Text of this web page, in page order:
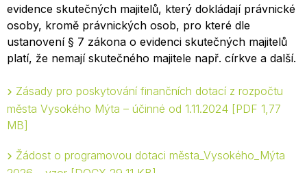
evidence skutečných majitelů, který dokládají právnické
osoby, kromě právnických osob, pro které dle
ustanovení § 7 zákona o evidenci skutečných majitelů
platí, že nemají skutečného majitele např. církve a další.
Zásady pro poskytování finančních dotací z rozpočtu
města Vysokého Mýta – účinné od 1.11.2024 PDF 1,77
MB
Žádost o programovou dotaci města_Vysokého_Mýta